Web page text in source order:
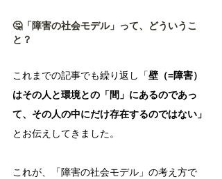
🤔「障害の社会モデル」って、どういうこ
と？
これまでの記事でも繰り返し「壁（=障害）
はその人と環境との「間」にあるのであっ
て、その人の中にだけ存在するのではない」
とお伝えしてきました。
これが、「障害の社会モデル」の考え方で